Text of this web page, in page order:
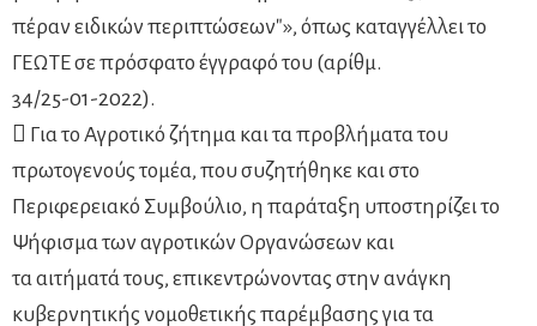
πέραν ειδικών περιπτώσεων"», όπως καταγγέλλει το
ΓΕΩΤΕ σε πρόσφατο έγγραφό του (αρίθμ.
34/25-01-2022).
 Για το Αγροτικό ζήτημα και τα προβλήματα του
πρωτογενούς τομέα, που συζητήθηκε και στο
Περιφερειακό Συμβούλιο, η παράταξη υποστηρίζει το
Ψήφισμα των αγροτικών Οργανώσεων και
τα αιτήματά τους, επικεντρώνοντας στην ανάγκη
κυβερνητικής νομοθετικής παρέμβασης για τα